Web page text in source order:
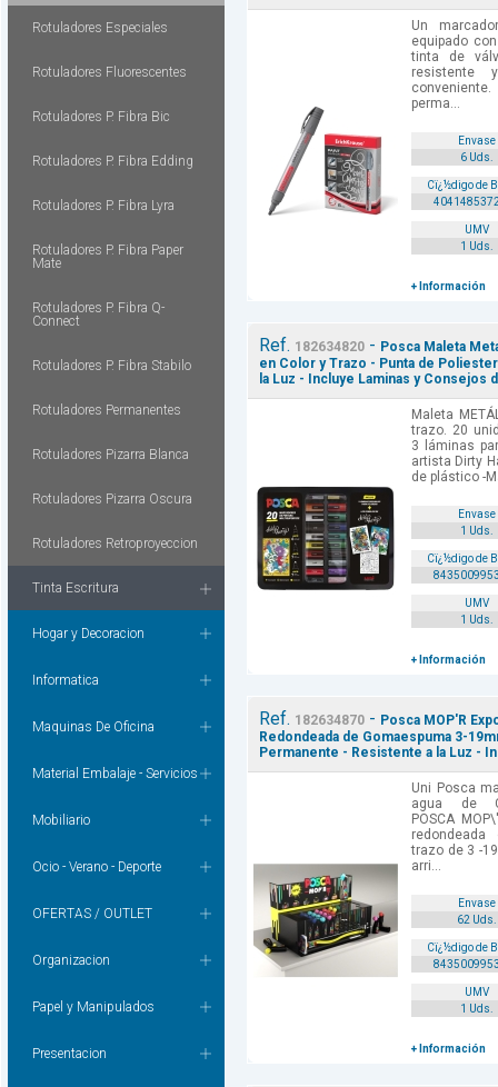
Rotuladores Especiales
Rotuladores Fluorescentes
Rotuladores P. Fibra Bic
Rotuladores P. Fibra Edding
Rotuladores P. Fibra Lyra
Rotuladores P. Fibra Paper
Mate
Rotuladores P. Fibra Q-
Connect
Rotuladores P. Fibra Stabilo
Rotuladores Permanentes
Rotuladores Pizarra Blanca
Rotuladores Pizarra Oscura
Rotuladores Retroproyeccion
Tinta Escritura
Hogar y Decoracion
Informatica
Maquinas De Oficina
Material Embalaje - Servicios
Mobiliario
Ocio - Verano - Deporte
OFERTAS / OUTLET
Organizacion
Papel y Manipulados
Presentacion
Un
equipado
tinta de
perma...
Envase
6 Uds.
Cï¿½digo de
UMV
1 Uds.
+ Información
Ref. 182634820 - Posca Maleta
en Color y Trazo - Punta de
la Luz - Incluye Laminas y Consejos
Maleta
trazo. 20
3 láminas
artista Dirty
de plástico -
Envase
1 Uds.
Cï¿½digo de
UMV
1 Uds.
+ Información
Ref. 182634870 - Posca MOP'R
Redondeada de Gomaespuma 3-
Permanente - Resistente a la Luz -
Uni Posca
agua de
POSCA
trazo de 3 -
arri...
Envase
62 Uds.
Cï¿½digo de
UMV
1 Uds.
+ Información